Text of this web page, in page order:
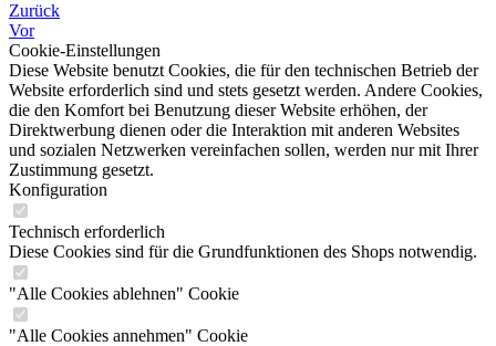
Zurück
Vor
Cookie-Einstellungen
Diese Website benutzt Cookies, die für den technischen Betrieb der
Website erforderlich sind und stets gesetzt werden. Andere Cookies,
die den Komfort bei Benutzung dieser Website erhöhen, der
Direktwerbung dienen oder die Interaktion mit anderen Websites
und sozialen Netzwerken vereinfachen sollen, werden nur mit Ihrer
Zustimmung gesetzt.
Konfiguration
Technisch erforderlich
Diese Cookies sind für die Grundfunktionen des Shops notwendig.
"Alle Cookies ablehnen" Cookie
"Alle Cookies annehmen" Cookie